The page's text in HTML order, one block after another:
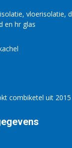
vloerisolatie,
en hr glas
combiketel uit 2015